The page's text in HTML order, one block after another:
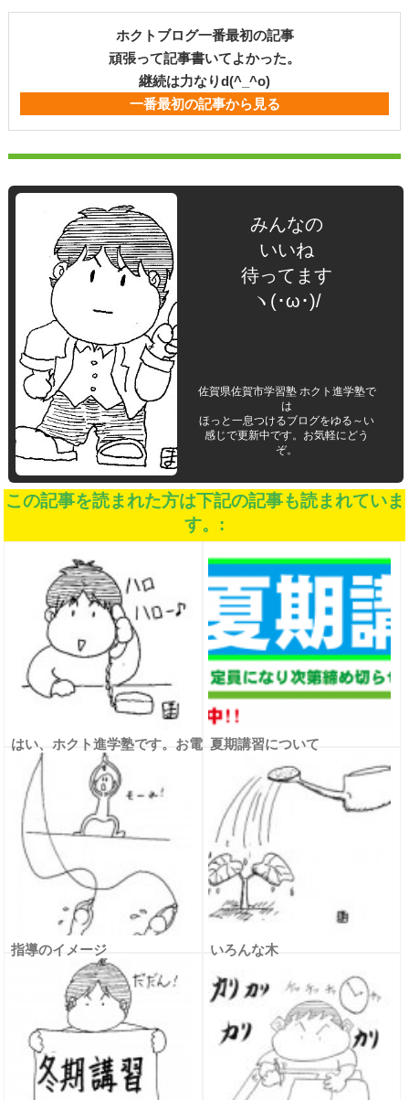
ホクトブログ一番最初の記事
頑張って記事書いてよかった。
継続は力なりd(^_^o)
一番最初の記事から見る
みんなの
いいね
待ってます
ヽ(･ω･)/
佐賀県佐賀市学習塾 ホクト進学塾で
は
ほっと一息つけるブログをゆる～い
感じで更新中です。お気軽にどう
ぞ。
この記事を読まれた方は下記の記事も読まれていま
す。:
はい、ホクト進学塾です。お電
話おかけ間違いの無いように
m(__)m
夏期講習について
指導のイメージ いろんな木